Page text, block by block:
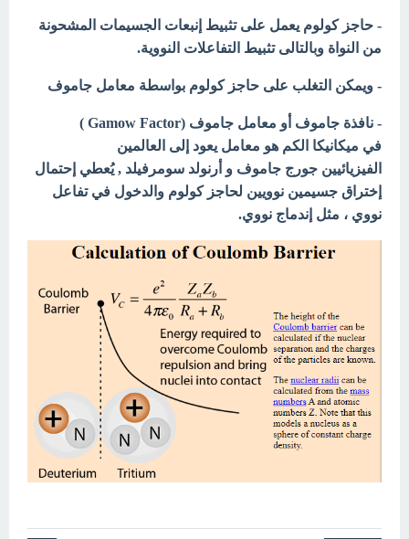
- حاجز كولوم يعمل على تثبيط إنبعات الجسيمات المشحونة
من النواة وبالتالى تثبيط التفاعلات النووية.
- ويمكن التغلب على حاجز كولوم بواسطة معامل جاموف
- نافذة جاموف أو معامل جاموف (Gamow Factor )
في ميكانيكا الكم هو معامل يعود إلى العالمين
الفيزيائيين جورج جاموف و أرنولد سومرفيلد , يُعطي إحتمال
إختراق جسيمين نوويين لحاجز كولوم والدخول في تفاعل
نووي ، مثل إندماج نووي.